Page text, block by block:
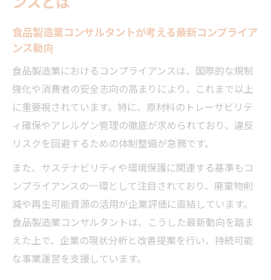
を高める方法
食品製造業コンサルタントに必要なグロー
バル視点と資質
Fdaコンサル経験者が語る多国籍チームでの
食品製造業コンサルタントが持つべき国際
認証の知識
グローバルコンプライアンスで差がつく人
材の特徴
食品製造業コンサルタントの異文化対応力
食品製造業コンサルタントが考える最新コンプライア
ンス動向
食品製造業におけるコンプライアンスは、国際的な規制
強化や消費者の安全志向の高まりにより、これまで以上
に重要視されています。特に、原材料のトレーサビリテ
ィ確保やアレルゲン管理の徹底が求められており、違反
リスクを回避するための体制整備が急務です。
また、サステナビリティや環境保護に関連する基準もコ
ンプライアンスの一環として注目されており、廃棄物削
減や再生可能資源の活用が企業評価に直結しています。
食品製造業コンサルタントは、こうした最新動向を踏ま
えた上で、企業の現状分析と改善提案を行い、持続可能
な事業運営を支援しています。